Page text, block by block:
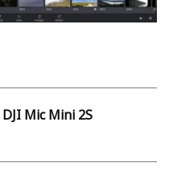
Mic Mini 2S